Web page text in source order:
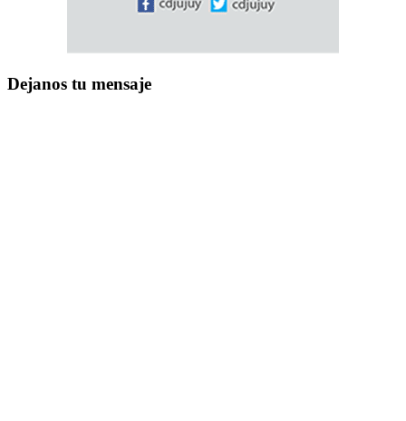
Dejanos tu mensaje